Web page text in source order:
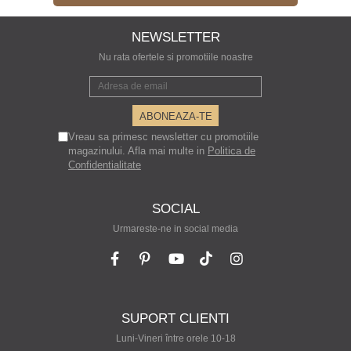
NEWSLETTER
Nu rata ofertele si promotiile noastre
Vreau sa primesc newsletter cu promotiile
magazinului. Afla mai multe in Politica de
Confidentialitate
SOCIAL
Urmareste-ne in social media
SUPORT CLIENTI
Luni-Vineri între orele 10-18